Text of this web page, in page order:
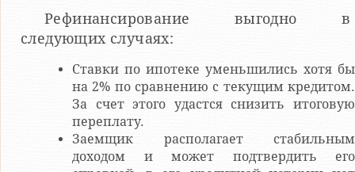
Рефинансирование выгодно в
следующих случаях:
Ставки по ипотеке уменьшились хотя бы
на 2% по сравнению с текущим кредитом.
За счет этого удастся снизить итоговую
переплату.
Заемщик располагает стабильным
доходом и может подтвердить его